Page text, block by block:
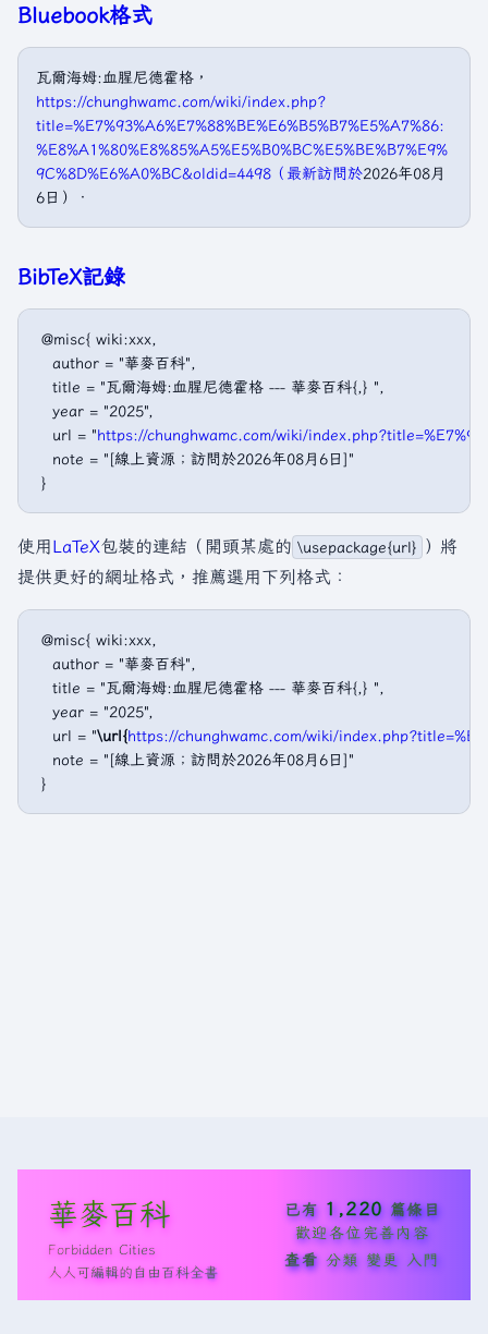
Bluebook格式
瓦爾海姆:血腥尼德霍格，
https://chunghwamc.com/wiki/index.php?
title=%E7%93%A6%E7%88%BE%E6%B5%B7%E5%A7%86:
%E8%A1%80%E8%85%A5%E5%B0%BC%E5%BE%B7%E9%
9C%8D%E6%A0%BC&oldid=4498（最新訪問於2026年08月
6日）．
BibTeX記錄
@misc{ wiki:xxx,
   author = "華麥百科",
   title = "瓦爾海姆:血腥尼德霍格 --- 華麥百科{,} ",
   year = "2025",
   url = "
https://chunghwamc.com/wiki/
   note = "[線上資源；訪問於2026年08月6日]"
使用LaTeX包裝的連結（開頭某處的 \usepackage{url} ）將
提供更好的網址格式，推薦選用下列格式：
@misc{ wiki:xxx,
   author = "華麥百科",
   title = "瓦爾海姆:血腥尼德霍格 --- 華麥百科{,} ",
   year = "2025",
   url = "
\url{https://chunghwamc.com/wiki/
   note = "[線上資源；訪問於2026年08月6日]"
華麥百科
Forbidden Cities
人人可編輯的自由百科全書
已有 1,220 篇條目
歡迎各位完善內容
查看 分類 變更 入門